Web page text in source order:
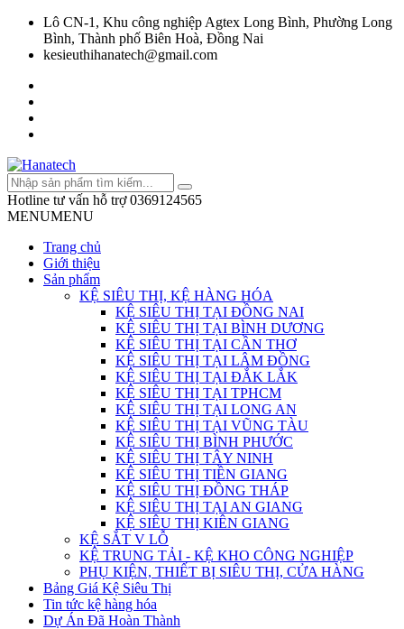
Lô CN-1, Khu công nghiệp Agtex Long Bình, Phường Long
Bình, Thành phố Biên Hoà, Đồng Nai
kesieuthihanatech@gmail.com
Hotline tư vấn hỗ trợ 0369124565
MENUMENU
Trang chủ
Giới thiệu
Sản phẩm
KỆ SIÊU THỊ, KỆ HÀNG HÓA
KỆ SIÊU THỊ TẠI ĐỒNG NAI
KỆ SIÊU THỊ TẠI BÌNH DƯƠNG
KỆ SIÊU THỊ TẠI CẦN THƠ
KỆ SIÊU THỊ TẠI LÂM ĐỒNG
KỆ SIÊU THỊ TẠI ĐẮK LẮK
KỆ SIÊU THỊ TẠI TPHCM
KỆ SIÊU THỊ TẠI LONG AN
KỆ SIÊU THỊ TẠI VŨNG TÀU
KỆ SIÊU THỊ BÌNH PHƯỚC
KỆ SIÊU THỊ TÂY NINH
KỆ SIÊU THỊ TIỀN GIANG
KỆ SIÊU THỊ ĐỒNG THÁP
KỆ SIÊU THỊ TẠI AN GIANG
KỆ SIÊU THỊ KIÊN GIANG
KỆ SẮT V LỖ
KỆ TRUNG TẢI - KỆ KHO CÔNG NGHIỆP
PHỤ KIỆN, THIẾT BỊ SIÊU THỊ, CỬA HÀNG
Bảng Giá Kệ Siêu Thị
Tin tức kệ hàng hóa
Dự Án Đã Hoàn Thành